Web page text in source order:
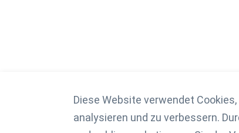
Diese Website verwendet
analysieren und zu verbessern.